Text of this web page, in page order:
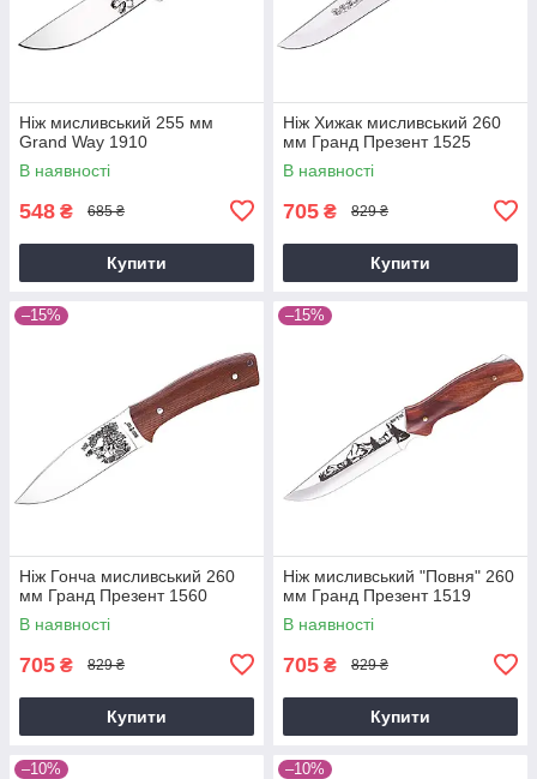
Ніж мисливський 255 мм
Grand Way 1910
В наявності
548 ₴ 685 ₴
Купити
Ніж Хижак мисливський 260
мм Гранд Презент 1525
В наявності
705 ₴ 829 ₴
Купити
–15%
Ніж Гонча мисливський 260
мм Гранд Презент 1560
В наявності
705 ₴ 829 ₴
Купити
–15%
Ніж мисливський "Повня" 260
мм Гранд Презент 1519
В наявності
705 ₴ 829 ₴
Купити
–10% –10%